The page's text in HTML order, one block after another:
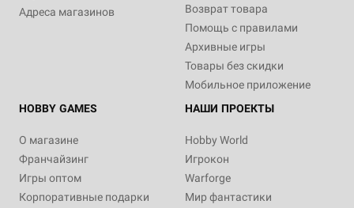
Адреса магазинов
Возврат товара
Помощь с правилами
Архивные игры
Товары без скидки
Мобильное приложение
HOBBY GAMES
О магазине
Франчайзинг
Игры оптом
Корпоративные подарки
НАШИ ПРОЕКТЫ
Hobby World
Игрокон
Warforge
Мир фантастики